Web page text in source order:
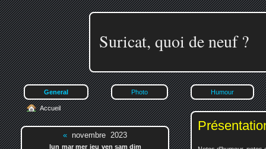
Suricat, quoi de neuf ?
General Photo Humour
Accueil
« novembre 2023
lun mar mer jeu ven sam dim